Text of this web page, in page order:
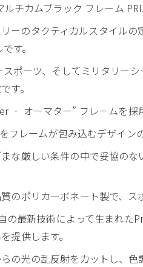
ルチカムブラック フレーム
ーのタクティカルスタイル
す。
ポーツ、そしてミリタリー
す。
‐ オーマター” フレームを採
フレームが包み込むデザイン
な厳しい条件の中で妥協の
のポリカーボネート製で、
の最新技術によって生まれ
提供します。
の光の乱反射をカットし、色